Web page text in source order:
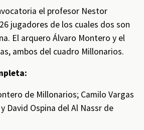
el profesor Nestor
jugadores de los cuales dos son
El arquero Álvaro Montero y el
ambos del cuadro Millonarios.
de Millonarios; Camilo Vargas
David Ospina del Al Nassr de